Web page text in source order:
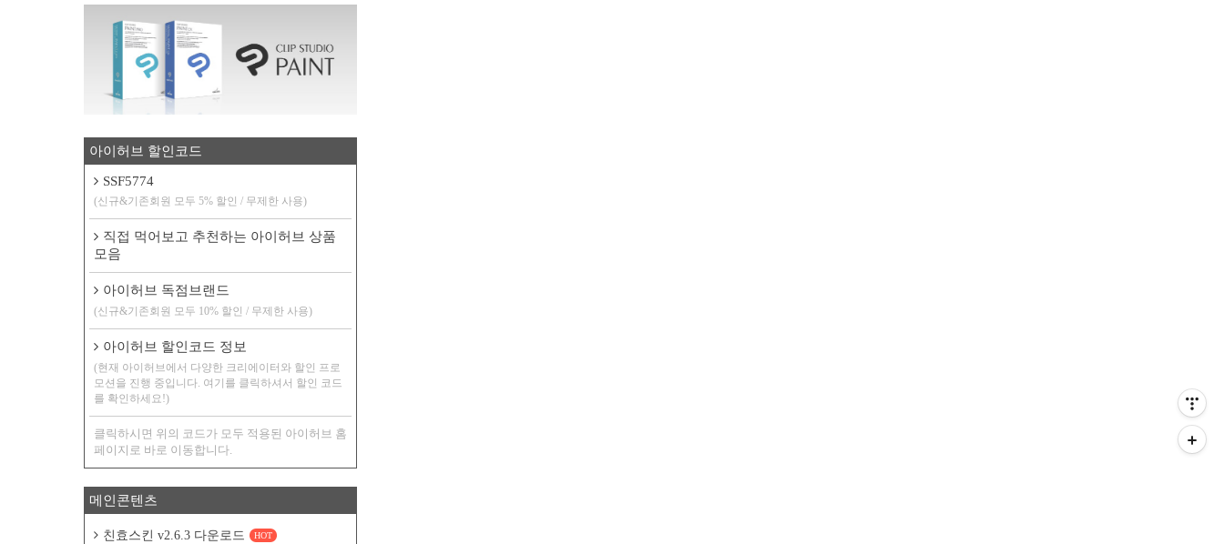
아이허브 할인코드
SSF5774
(신규&기존회원 모두 5% 할인 / 무제한 사용)
직접 먹어보고 추천하는 아이허브 상품
모음
아이허브 독점브랜드
(신규&기존회원 모두 10% 할인 / 무제한 사용)
아이허브 할인코드 정보
(현재 아이허브에서 다양한 크리에이터와 할인 프로
모션을 진행 중입니다. 여기를 클릭하셔서 할인 코드
를 확인하세요!)
클릭하시면 위의 코드가 모두 적용된 아이허브 홈
페이지로 바로 이동합니다.
메인콘텐츠
친효스킨 v2.6.3 다운로드 HOT